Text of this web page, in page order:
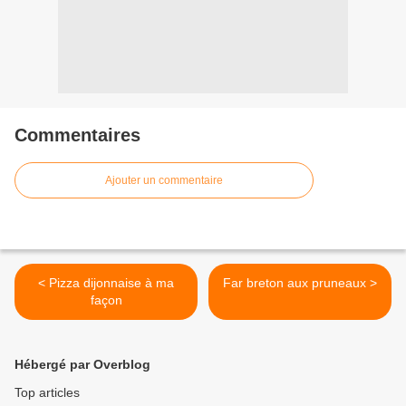
Commentaires
Ajouter un commentaire
< Pizza dijonnaise à ma
façon
Far breton aux pruneaux >
Hébergé par Overblog
Top articles